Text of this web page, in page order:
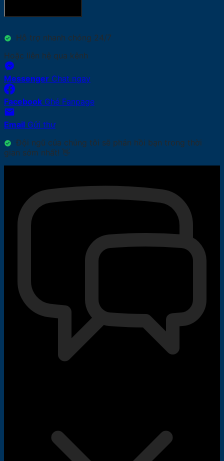
Hỗ trợ nhanh chóng 24/7
Hoặc liên hệ qua kênh
Messenger Chat ngay
Facebook Ghé Fanpage
Email Gửi thư
Đội ngũ của chúng tôi sẽ phản hồi bạn trong thời
gian sớm nhất! 👋